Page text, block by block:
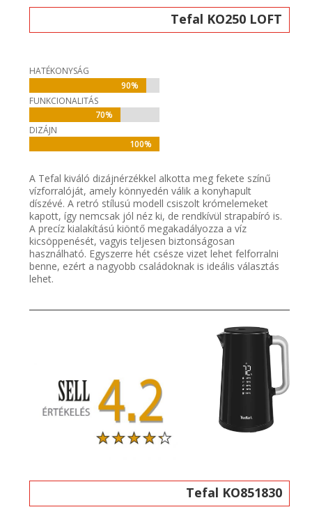
Tefal KO250 LOFT
HATÉKONYSÁG
90%
90%
FUNKCIONALITÁS
70%
70%
DIZÁJN
100%
100%
A Tefal kiváló dizájnérzékkel alkotta meg fekete színű
vízforralóját, amely könnyedén válik a konyhapult
díszévé. A retró stílusú modell csiszolt krómelemeket
kapott, így nemcsak jól néz ki, de rendkívül strapabíró is.
A precíz kialakítású kiöntő megakadályozza a víz
kicsöppenését, vagyis teljesen biztonságosan
használható. Egyszerre hét csésze vizet lehet felforralni
benne, ezért a nagyobb családoknak is ideális választás
lehet.
Tefal KO851830